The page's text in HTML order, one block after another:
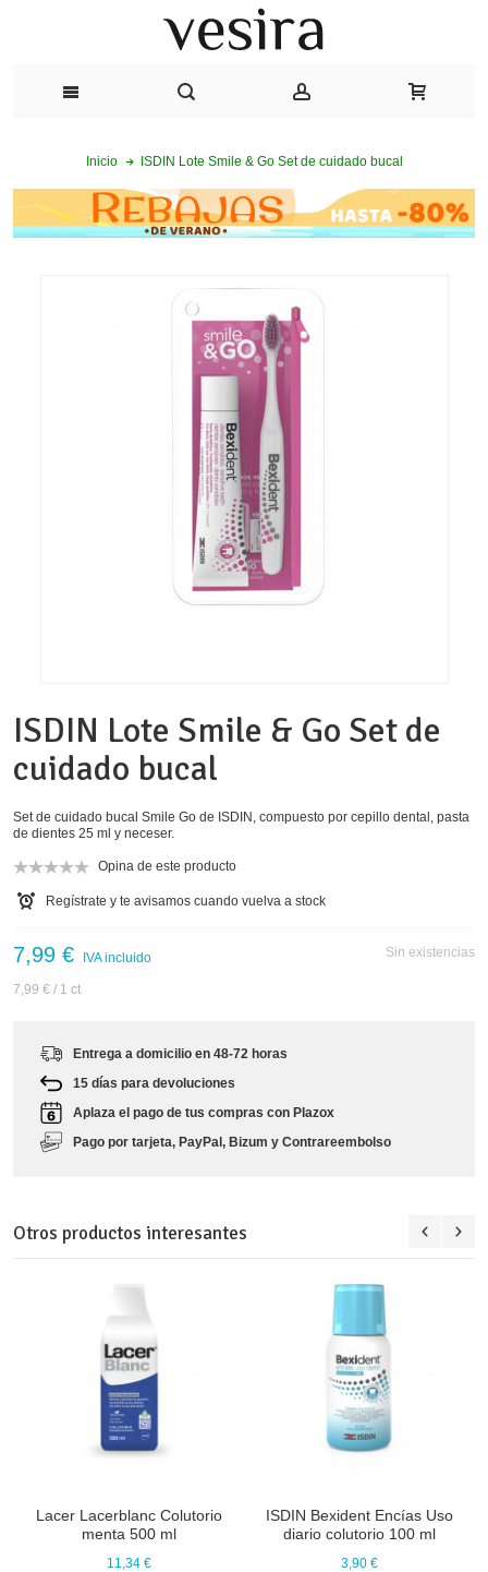
Inicio ISDIN Lote Smile & Go Set de cuidado bucal
ISDIN Lote Smile & Go Set de
cuidado bucal
Set de cuidado bucal Smile Go de ISDIN, compuesto por cepillo dental, pasta
de dientes 25 ml y neceser.
Opina de este producto
Regístrate y te avisamos cuando vuelva a stock
Sin existencias
7,99 € IVA incluido
7,99 € / 1 ct
Entrega a domicilio en 48-72 horas
15 días para devoluciones
Aplaza el pago de tus compras con Plazox
Pago por tarjeta, PayPal, Bizum y Contrareembolso
Otros productos interesantes
Lacer Lacerblanc Colutorio
menta 500 ml
11,34 €
ISDIN Bexident Encías Uso
diario colutorio 100 ml
3,90 €